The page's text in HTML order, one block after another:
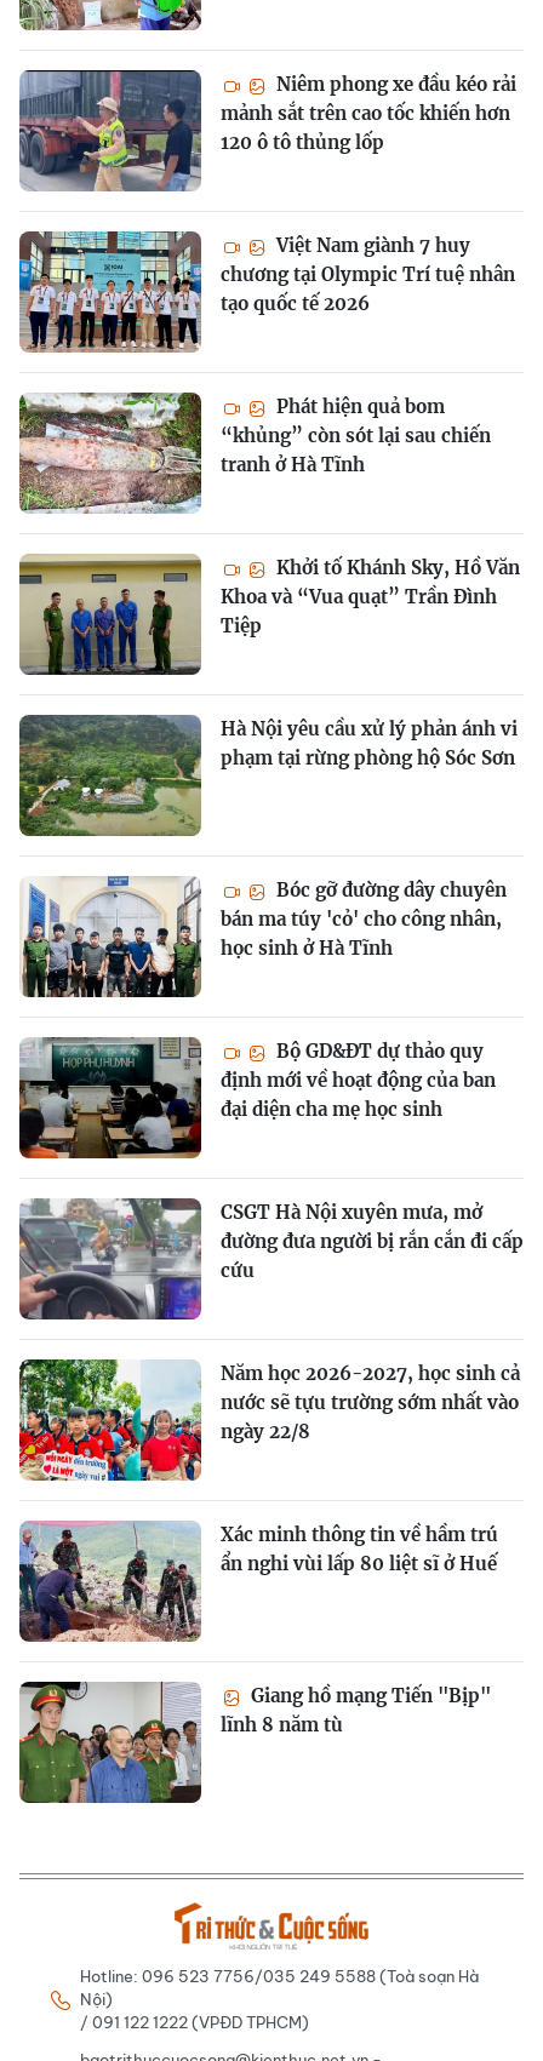
Niêm phong xe đầu kéo rải
mảnh sắt trên cao tốc khiến hơn
120 ô tô thủng lốp
Việt Nam giành 7 huy
chương tại Olympic Trí tuệ nhân
tạo quốc tế 2026
Phát hiện quả bom
“khủng” còn sót lại sau chiến
tranh ở Hà Tĩnh
Khởi tố Khánh Sky, Hồ Văn
Khoa và “Vua quạt” Trần Đình
Tiệp
Hà Nội yêu cầu xử lý phản ánh vi
phạm tại rừng phòng hộ Sóc Sơn
Bóc gỡ đường dây chuyên
bán ma túy 'cỏ' cho công nhân,
học sinh ở Hà Tĩnh
Bộ GD&ĐT dự thảo quy
định mới về hoạt động của ban
đại diện cha mẹ học sinh
CSGT Hà Nội xuyên mưa, mở
đường đưa người bị rắn cắn đi cấp
cứu
Năm học 2026-2027, học sinh cả
nước sẽ tựu trường sớm nhất vào
ngày 22/8
Xác minh thông tin về hầm trú
ẩn nghi vùi lấp 80 liệt sĩ ở Huế
Giang hồ mạng Tiến "Bịp"
lĩnh 8 năm tù
Hotline: 096 523 7756/035 249 5588 (Toà soạn Hà
Nội)
/ 091 122 1222 (VPĐD TPHCM)